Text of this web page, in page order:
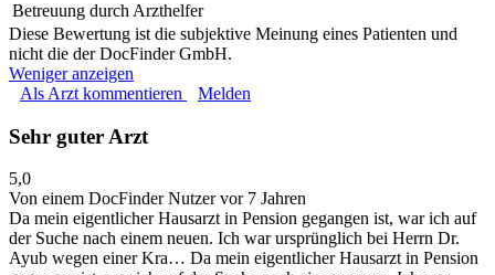
Betreuung durch Arzthelfer
Diese Bewertung ist die subjektive Meinung eines Patienten und
nicht die der DocFinder GmbH.
Weniger anzeigen
Als Arzt kommentieren
Melden
Sehr guter Arzt
5,0
Von einem DocFinder Nutzervor 7 Jahren
Da mein eigentlicher Hausarzt in Pension gegangen ist, war ich auf
der Suche nach einem neuen. Ich war ursprünglich bei Herrn Dr.
Ayub wegen einer Kra… Da mein eigentlicher Hausarzt in Pension